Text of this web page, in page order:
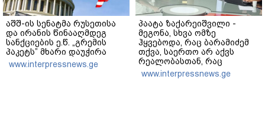
აშშ-ის სენატმა რუსეთისა
და ირანის წინააღმდეგ
სანქციების ე.წ. „გრემის
პაკეტს” მხარი დაუჭირა
www.interpressnews.ge
პაატა ზაქარეიშვილი -
მეგონა, სხვა ომზე
ჰყვებოდა, რაც ბარამიძემ
თქვა, საერთო არ აქვს
რეალობასთან, რაც
აფხაზეთში იყო - შემიძლია
ადამიანებს ვაჩვენო
www.interpressnews.ge